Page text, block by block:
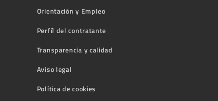
Orientación y Empleo
Perfíl del contratante
Transparencia y calidad
Aviso legal
Política de cookies